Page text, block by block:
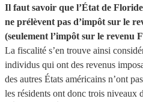
Il faut savoir que l’État de
ne prélèvent pas d’impôt sur le
(seulement l’impôt sur le revenu
La fiscalité s’en trouve ainsi
individus qui ont des revenus
des autres États américains n’ont
les résidents ont donc trois niveaux